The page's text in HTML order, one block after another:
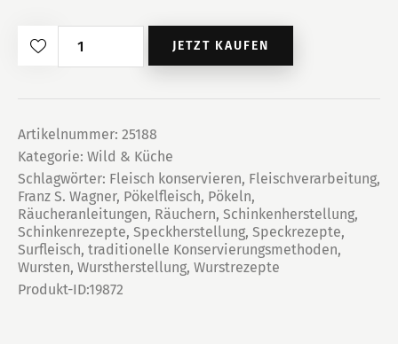
Räuchern,
Pökeln,
JETZT KAUFEN
Artikelnummer: 25188
Kategorie: Wild & Küche
Schlagwörter: Fleisch konservieren, Fleischverarbeitung,
Franz S. Wagner, Pökelfleisch, Pökeln,
Räucheranleitungen, Räuchern, Schinkenherstellung,
Schinkenrezepte, Speckherstellung, Speckrezepte,
Surfleisch, traditionelle Konservierungsmethoden,
Wursten, Wurstherstellung, Wurstrezepte
Produkt-ID:19872